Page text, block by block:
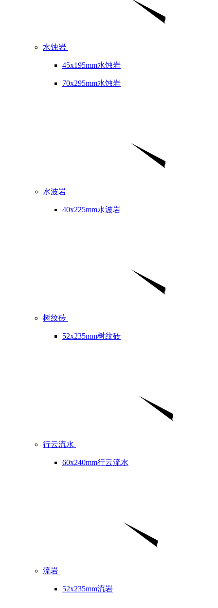
水蚀岩
45x195mm水蚀岩
70x295mm水蚀岩
水波岩
40x225mm水波岩
树纹砖
52x235mm树纹砖
行云流水
60x240mm行云流水
流岩
52x235mm流岩